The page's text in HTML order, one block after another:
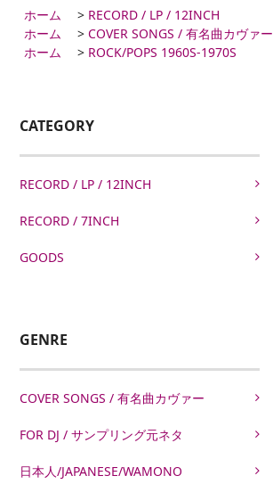
ホーム > RECORD / LP / 12INCH
ホーム
> COVER SONGS / 有名曲カヴァー
ホーム
> ROCK/POPS 1960S-1970S
CATEGORY
RECORD / LP / 12INCH
RECORD / 7INCH
GOODS
GENRE
COVER SONGS / 有名曲カヴァー
FOR DJ / サンプリング元ネタ
日本人/JAPANESE/WAMONO